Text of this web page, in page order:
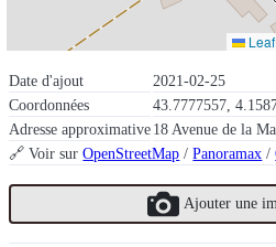
Date d'ajout
2021-02-25
Coordonnées
43.7777557,
Adresse approximative18 Avenue de la
🔗 Voir surOpenStreetMap /Panoramax /
Ajouter une